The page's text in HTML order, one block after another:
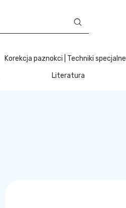
Korekcja paznokci | Techniki specjalne
Literatura